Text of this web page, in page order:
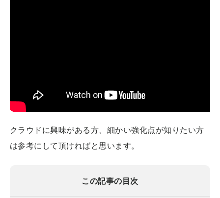
クラウドに興味がある方、細かい強化点が知りたい方
は参考にして頂ければと思います。
この記事の目次